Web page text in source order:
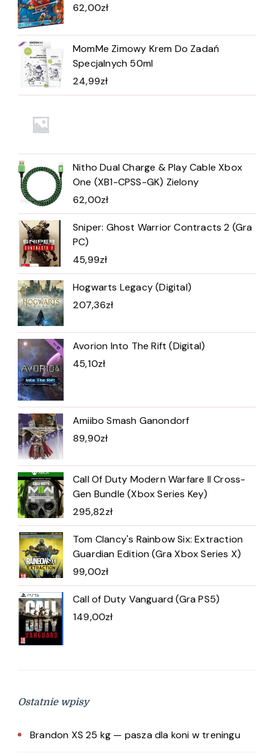
62,00zł
MomMe Zimowy Krem Do Zadań
Specjalnych 50ml
24,99zł
Nitho Dual Charge & Play Cable Xbox
One (XB1-CPSS-GK) Zielony
62,00zł
Sniper: Ghost Warrior Contracts 2 (Gra
PC)
45,99zł
Hogwarts Legacy (Digital)
207,36zł
Avorion Into The Rift (Digital)
45,10zł
Amiibo Smash Ganondorf
89,90zł
Call Of Duty Modern Warfare II Cross-
Gen Bundle (Xbox Series Key)
295,82zł
Tom Clancy's Rainbow Six: Extraction
Guardian Edition (Gra Xbox Series X)
99,00zł
Call of Duty Vanguard (Gra PS5)
149,00zł
Ostatnie wpisy
Brandon XS 25 kg — pasza dla koni w treningu